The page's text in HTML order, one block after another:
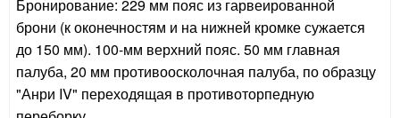
Бронирование: 229 мм пояс из гарвеированной
брони (к оконечностям и на нижней кромке сужается
до 150 мм). 100-мм верхний пояс. 50 мм главная
палуба, 20 мм противоосколочная палуба, по образцу
"Анри IV" переходящая в противоторпедную